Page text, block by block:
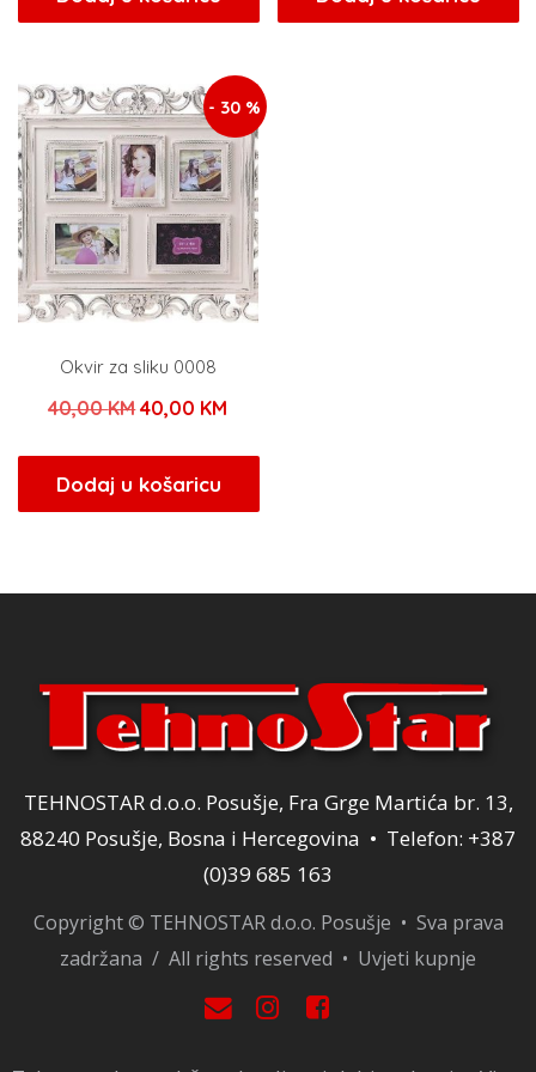
je:
5,60 KM.
je:
- 30 %
Okvir za sliku 0008
40,00KMIzvorna
bila
je:
40,00 KM
40,00 KM.
Dodaj u košaricu
TEHNOSTAR d.o.o. Posušje, Fra Grge Martića br. 13,
88240 Posušje, Bosna i Hercegovina • Telefon: +387
(0)39 685 163
Copyright © TEHNOSTAR d.o.o. Posušje • Sva prava
zadržana / All rights reserved • Uvjeti kupnje